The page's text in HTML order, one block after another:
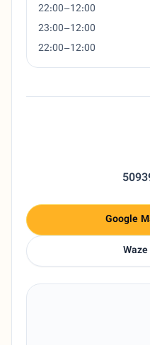
12:00–22:00
12:00–23:00
12:00–22:00